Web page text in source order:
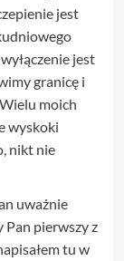
jest
jest
granicę i
moich
wyskoki
nikt nie
uważnie
Pan pierwszy z
tu w